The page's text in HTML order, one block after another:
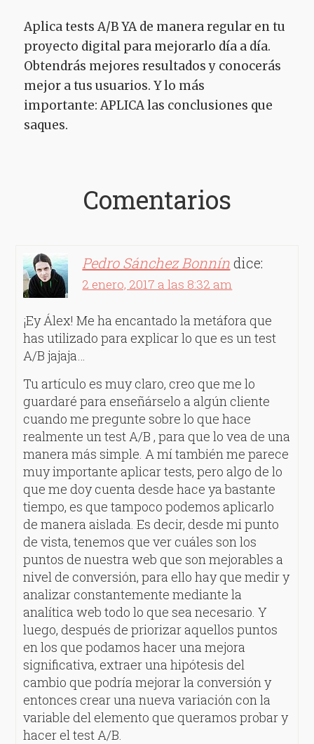
Aplica tests A/B YA de manera regular en tu
proyecto digital para mejorarlo día a día.
Obtendrás mejores resultados y conocerás
mejor a tus usuarios. Y lo más
importante: APLICA las conclusiones que
saques.
Comentarios
Pedro Sánchez Bonnín dice:
2 enero, 2017 a las 8:32 am
¡Ey Álex! Me ha encantado la metáfora que
has utilizado para explicar lo que es un test
A/B jajaja…
Tu artículo es muy claro, creo que me lo
guardaré para enseñárselo a algún cliente
cuando me pregunte sobre lo que hace
realmente un test A/B , para que lo vea de una
manera más simple. A mí también me parece
muy importante aplicar tests, pero algo de lo
que me doy cuenta desde hace ya bastante
tiempo, es que tampoco podemos aplicarlo
de manera aislada. Es decir, desde mi punto
de vista, tenemos que ver cuáles son los
puntos de nuestra web que son mejorables a
nivel de conversión, para ello hay que medir y
analizar constantemente mediante la
analítica web todo lo que sea necesario. Y
luego, después de priorizar aquellos puntos
en los que podamos hacer una mejora
significativa, extraer una hipótesis del
cambio que podría mejorar la conversión y
entonces crear una nueva variación con la
variable del elemento que queramos probar y
hacer el test A/B.